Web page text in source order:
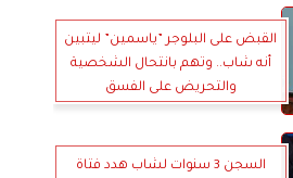
القبض على البلوجر ”ياسمين” ليتبين
أنه شاب.. وتهم بانتحال الشخصية
والتحريض على الفسق
السجن 3 سنوات لشاب هدد فتاة